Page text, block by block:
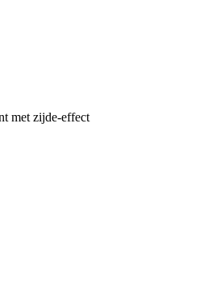
met zijde-effect